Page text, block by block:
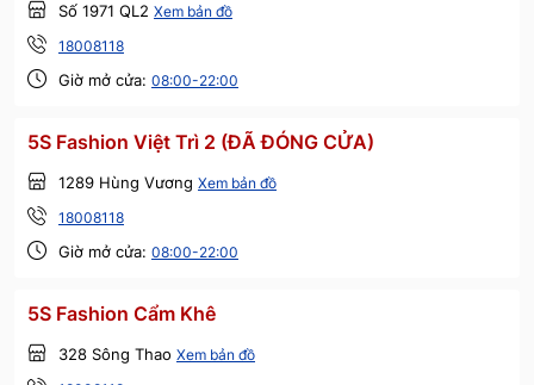
Số 1971 QL2 Xem bản đồ
18008118
Giờ mở cửa: 08:00-22:00
5S Fashion Việt Trì 2 (ĐÃ ĐÓNG CỬA)
1289 Hùng Vương Xem bản đồ
18008118
Giờ mở cửa: 08:00-22:00
5S Fashion Cẩm Khê
328 Sông Thao Xem bản đồ